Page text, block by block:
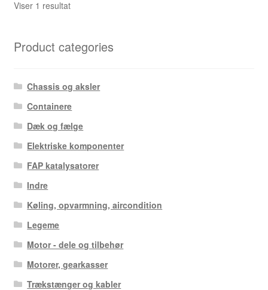
Viser 1 resultat
Product categories
Chassis og aksler
Containere
Dæk og fælge
Elektriske komponenter
FAP katalysatorer
Indre
Køling, opvarmning, aircondition
Legeme
Motor - dele og tilbehør
Motorer, gearkasser
Trækstænger og kabler